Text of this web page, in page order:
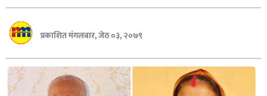
लुम्बिनी
गण्डकी
बागमती
कर्णाली
प्रकाशित मंगलबार, जेठ ०३, २०७९